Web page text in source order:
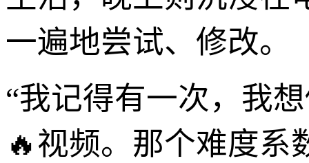
一遍地尝试、修改。
“我记得有一次，我
🔥视频。那个难度系